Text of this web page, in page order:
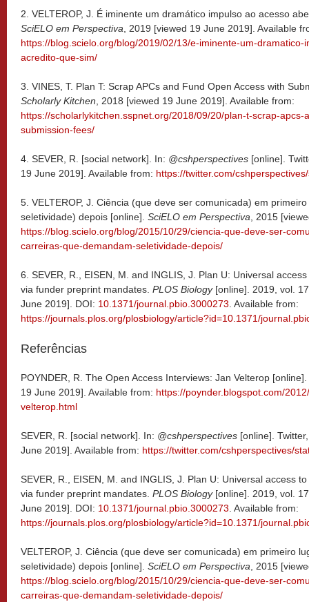
2. VELTEROP, J. É iminente um dramático impulso ao acesso
SciELO em Perspectiva , 2019 [viewed 19 June 2019]. Available
https://blog.scielo.org/blog/2019/02/13/e-iminente-um-dramatico-
acredito-que-sim/
3. VINES, T. Plan T: Scrap APCs and Fund Open Access with
Scholarly Kitchen , 2018 [viewed 19 June 2019]. Available from:
https://scholarlykitchen.sspnet.org/2018/09/20/plan-t-scrap-
submission-fees/
4. SEVER, R. [social network]. In: @cshperspectives [online].
19 June 2019]. Available from: https://twitter.com/
5. VELTEROP, J. Ciência (que deve ser comunicada) em
seletividade) depois [online]. SciELO em Perspectiva , 2015
https://blog.scielo.org/blog/2015/10/29/ciencia-que-deve-ser-
carreiras-que-demandam-seletividade-depois/
6. SEVER, R., EISEN, M. and INGLIS, J. Plan U: Universal
via funder preprint mandates. PLOS Biology[online]. 2019, vol.
June 2019]. DOI: 10.1371/journal.pbio.3000273 . Available from:
https://journals.plos.org/plosbiology/article?id=10.1371/
Referências
POYNDER, R. The Open Access Interviews: Jan Velterop [online].
19 June 2019]. Available from: https://poynder.blogspot.com/
velterop.html
SEVER, R. [social network]. In: @cshperspectives [online].
June 2019]. Available from: https://twitter.com/cshperspectives/
SEVER, R., EISEN, M. and INGLIS, J. Plan U: Universal access
via funder preprint mandates. PLOS Biology[online]. 2019, vol.
June 2019]. DOI: 10.1371/journal.pbio.3000273 . Available from:
https://journals.plos.org/plosbiology/article?id=10.1371/
VELTEROP, J. Ciência (que deve ser comunicada) em primeiro
seletividade) depois [online]. SciELO em Perspectiva , 2015
https://blog.scielo.org/blog/2015/10/29/ciencia-que-deve-ser-
carreiras-que-demandam-seletividade-depois/